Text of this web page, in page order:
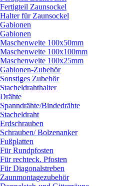
Fertigteil Zaunsockel
Halter für Zaunsockel
Gabionen
Gabionen
Maschenweite 100x50mm
Maschenweite 100x100mm
Maschenweite 100x25mm
Gabionen-Zubehör
Sonstiges Zubehör
Stacheldrahthalter
Drähte
Spanndrähte/Bindedrähte
Stacheldraht
Erdschrauben
Schrauben/Bolzenanker
Fußplatten
Für Rundpfosten
Für rechteck. Pfosten
Für Diagonalstreben
Zaunmontagezubehör